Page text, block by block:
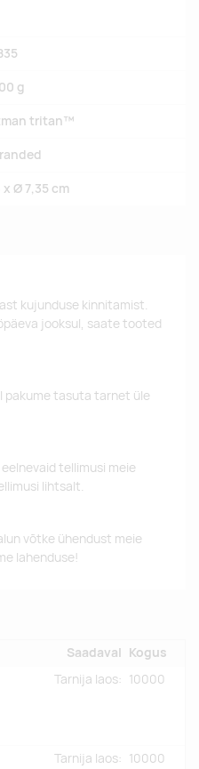
g
tritan™
x Ø 7,35 cm
kujunduse kinnitamist.
jooksul, saate tooted
pakume tasuta tarnet üle
tellimusi meie
lihtsalt.
võtke ühendust meie
lahenduse!
Saadaval Kogus
Tarnija laos: 10000
Tarnija laos: 10000